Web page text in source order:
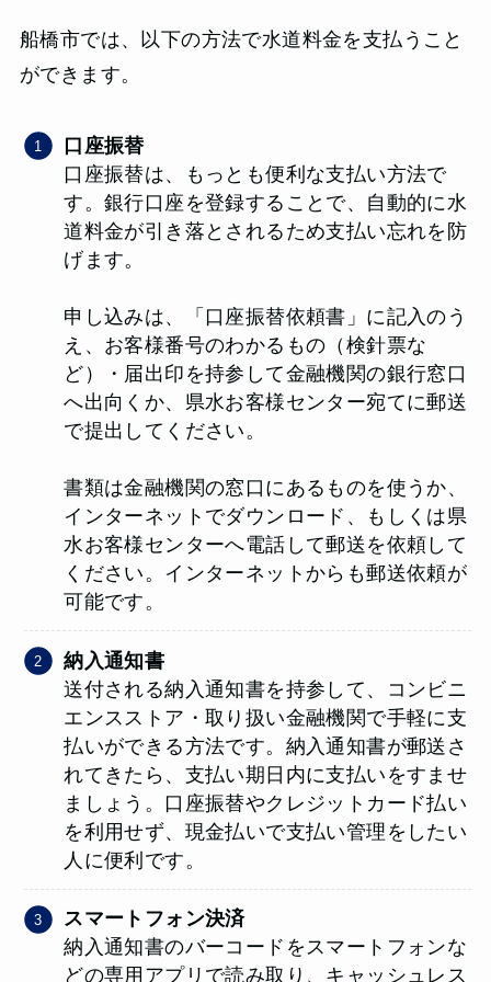
船橋市では、以下の方法で水道料金を支払うこと
ができます。
口座振替
口座振替は、もっとも便利な支払い方法で
す。銀行口座を登録することで、自動的に水
道料金が引き落とされるため支払い忘れを防
げます。
申し込みは、「口座振替依頼書」に記入のう
え、お客様番号のわかるもの（検針票な
ど）・届出印を持参して金融機関の銀行窓口
へ出向くか、県水お客様センター宛てに郵送
で提出してください。
書類は金融機関の窓口にあるものを使うか、
インターネットでダウンロード、もしくは県
水お客様センターへ電話して郵送を依頼して
ください。インターネットからも郵送依頼が
可能です。
納入通知書
送付される納入通知書を持参して、コンビニ
エンスストア・取り扱い金融機関で手軽に支
払いができる方法です。納入通知書が郵送さ
れてきたら、支払い期日内に支払いをすませ
ましょう。口座振替やクレジットカード払い
を利用せず、現金払いで支払い管理をしたい
人に便利です。
スマートフォン決済
納入通知書のバーコードをスマートフォンな
どの専用アプリで読み取り、キャッシュレス